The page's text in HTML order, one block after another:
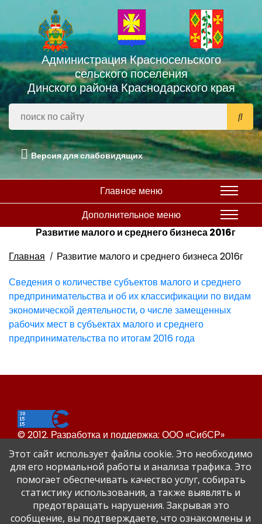
Администрация Красносельского
сельского поселения
Динского района Краснодарского края
Версия для слабовидящих
Главное меню
Дополнительное меню
Развитие малого и среднего бизнеса 2016г
Главная
Развитие малого и среднего бизнеса 2016г
Сведения о количестве субъектов малого и среднего
предпринимательства и об их классификации по видам
экономической деятельности, о числе замещенных
рабочих мест в субъектах малого и среднего
предпринимательства по итогам 2016 года
© 2012. Разработка и поддержка: ООО «СибСР»
Все права защищены законом и международными
соглашениями.
Этот сайт использует файлы cookie. Это необходимо
для его нормальной работы и анализа трафика. Это
помогает обеспечивать качество услуг, собирать
статистику использования, а также выявлять и
предотвращать нарушения. Закрывая это
сообщение, вы подтверждаете, что ознакомлены и